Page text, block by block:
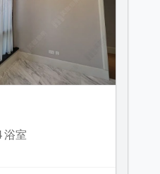
浴室